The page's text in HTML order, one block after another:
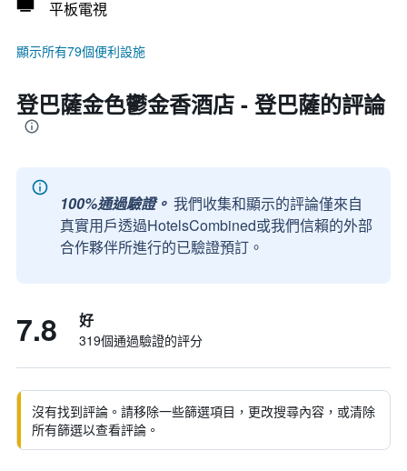
平板電視
顯示所有79個便利設施
登巴薩金色鬱金香酒店 - 登巴薩的評論
100%通過驗證。 我們收集和顯示的評論僅來自
真實用戶透過HotelsCombined或我們信賴的外部
合作夥伴所進行的已驗證預訂。
7.8 好
319個通過驗證的評分
沒有找到評論。請移除一些篩選項目，更改搜尋內容，或清除
所有篩選以查看評論。